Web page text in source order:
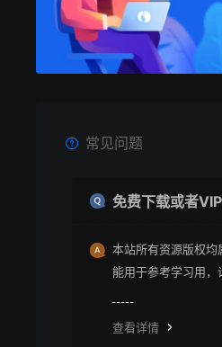
常见问题
免费下载或者
本站所有资源版权均
能用于参考学习用
查看详情